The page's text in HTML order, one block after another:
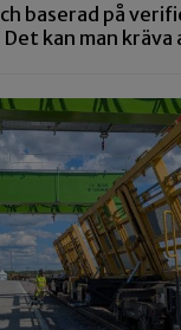
baserad på
kan man